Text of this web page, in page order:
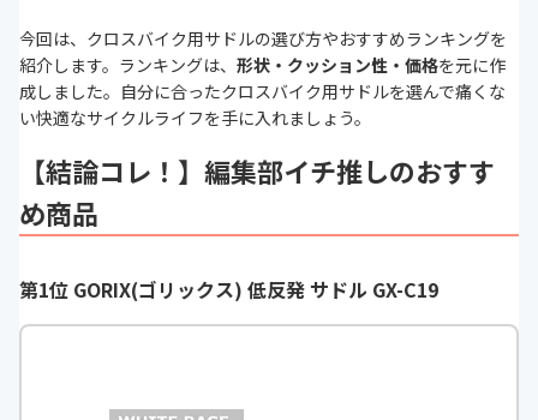
今回は、クロスバイク用サドルの選び方やおすすめランキングを
紹介します。ランキングは、 形状・クッション性・価格を元に作
成しました。自分に合ったクロスバイク用サドルを選んで痛くな
い快適なサイクルライフを手に入れましょう。
【結論コレ！】編集部イチ推しのおすす
め商品
第1位 GORIX(ゴリックス) 低反発 サドル GX-C19